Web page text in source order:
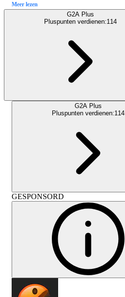
Meer lezen
G2A Plus
Pluspunten verdienen:114
G2A Plus
Pluspunten verdienen:114
GESPONSORD